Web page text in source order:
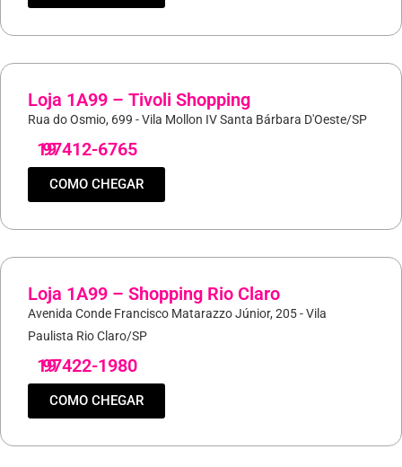
Loja 1A99 – Tivoli Shopping
Rua do Osmio, 699 - Vila Mollon IV Santa Bárbara D'Oeste/SP
19
97412-6765
COMO CHEGAR
Loja 1A99 – Shopping Rio Claro
Avenida Conde Francisco Matarazzo Júnior, 205 - Vila
Paulista Rio Claro/SP
19
97422-1980
COMO CHEGAR